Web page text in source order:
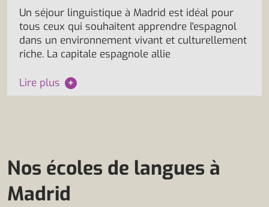
Un séjour linguistique à Madrid est idéal pour
tous ceux qui souhaitent apprendre l'espagnol
dans un environnement vivant et culturellement
riche. La capitale espagnole allie
Lire plus +
Nos écoles de langues à
Madrid